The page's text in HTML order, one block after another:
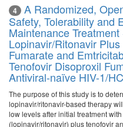
4
A Randomized,
Safety, Tolerability and
Maintenance
Lopinavir/Ritonavir
Fumarate and
Tenofovir Disoproxil
Antiviral-naïve HIV-1/
The purpose of this study is to
lopinavir/ritonavir-based therapy
low levels after initial treatment
(lopinavir/ritonavir) plus tenofovir